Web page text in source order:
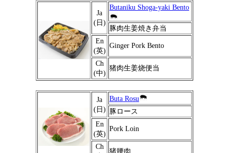
Ja
(日)
Butaniku Shoga-yaki Bento
豚肉生姜焼き弁当
En
(英)
Ginger Pork Bento
Ch
(中)
猪肉生姜烧便当
Ja
(日)
Buta Rosu
豚ロース
En
(英)
Pork Loin
Ch
猪腰肉